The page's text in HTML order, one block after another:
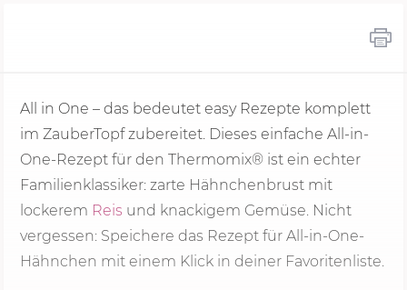
All in One – das bedeutet easy Rezepte komplett
im ZauberTopf zubereitet. Dieses einfache All-in-
One-Rezept für den Thermomix® ist ein echter
Familienklassiker: zarte Hähnchenbrust mit
lockerem Reis und knackigem Gemüse. Nicht
vergessen: Speichere das Rezept für All-in-One-
Hähnchen mit einem Klick in deiner Favoritenliste.